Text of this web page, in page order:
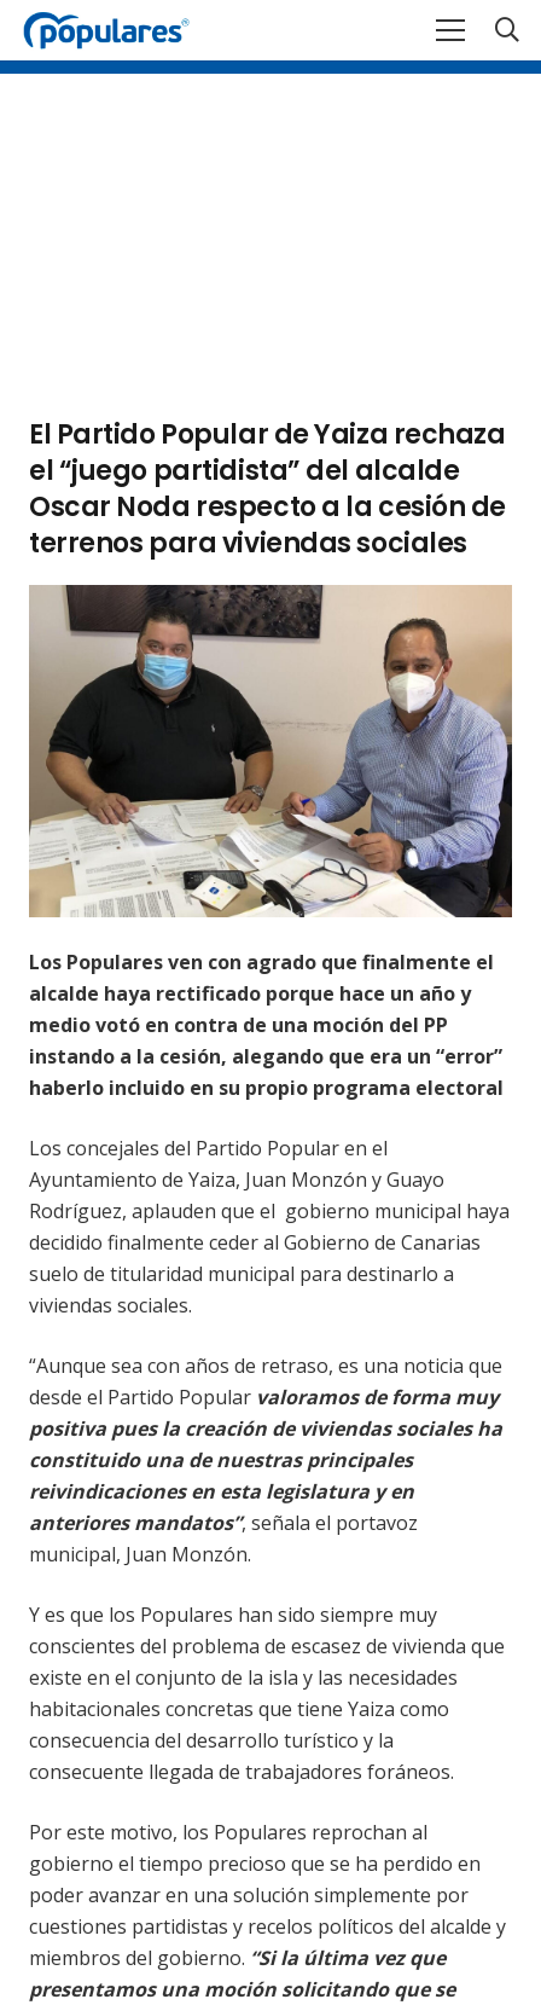
El Partido Popular de Yaiza rechaza
el “juego partidista” del alcalde
Oscar Noda respecto a la cesión de
terrenos para viviendas sociales
Los Populares ven con agrado que finalmente el
alcalde haya rectificado porque hace un año y
medio votó en contra de una moción del PP
instando a la cesión, alegando que era un “error”
haberlo incluido en su propio programa electoral
Los concejales del Partido Popular en el
Ayuntamiento de Yaiza, Juan Monzón y Guayo
Rodríguez, aplauden que el gobierno municipal haya
decidido finalmente ceder al Gobierno de Canarias
suelo de titularidad municipal para destinarlo a
viviendas sociales.
“Aunque sea con años de retraso, es una noticia que
desde el Partido Popular valoramos de forma muy
positiva pues la creación de viviendas sociales ha
constituido una de nuestras principales
reivindicaciones en esta legislatura y en
anteriores mandatos”, señala el portavoz
municipal, Juan Monzón.
Y es que los Populares han sido siempre muy
conscientes del problema de escasez de vivienda que
existe en el conjunto de la isla y las necesidades
habitacionales concretas que tiene Yaiza como
consecuencia del desarrollo turístico y la
consecuente llegada de trabajadores foráneos.
Por este motivo, los Populares reprochan al
gobierno el tiempo precioso que se ha perdido en
poder avanzar en una solución simplemente por
cuestiones partidistas y recelos políticos del alcalde y
miembros del gobierno. “Si la última vez que
presentamos una moción solicitando que se